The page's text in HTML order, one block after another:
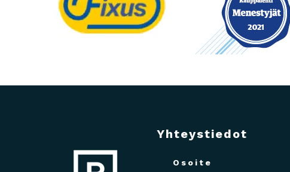
Yhteystiedot
Osoite